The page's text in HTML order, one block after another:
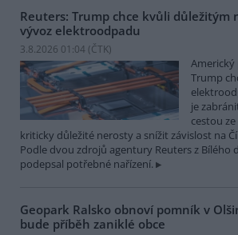
Reuters: Trump chce kvůli důležitým
vývoz elektroodpadu
3.8.2026 01:04 (ČTK)
Trump
je
cestou
kriticky důležité nerosty a snížit závislost na
Podle dvou zdrojů agentury Reuters z Bílého
podepsal potřebné nařízení.
Geopark Ralsko obnoví pomník v
bude příběh zaniklé obce